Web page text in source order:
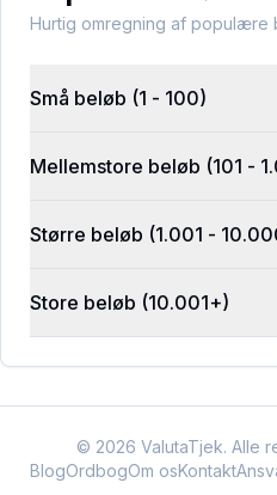
Hurtig omregning af populære
Små beløb (1 - 100)
Mellemstore beløb (101 -
Større beløb (1.001 -
Store beløb (10.001+)
© 2026 ValutaTjek. Alle
BlogOrdbogOm osKontakt